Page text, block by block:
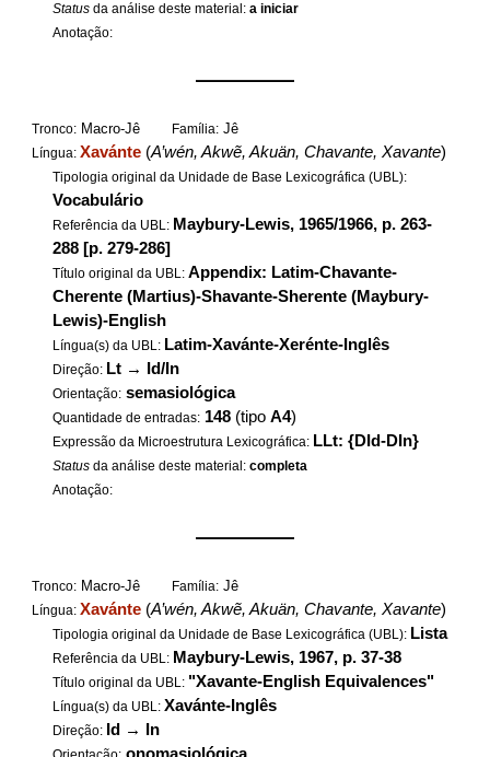
Status da análise deste material:a iniciar
Anotação:
——————
Tronco: Macro-Jê Família: Jê
Língua:Xavánte (A’wén, Akwẽ, Akuän, Chavante, Xavante)
Tipologia original da Unidade de Base Lexicográfica (UBL):
Vocabulário
Referência da UBL: Maybury-Lewis, 1965/1966, p. 263-
288 [p. 279-286]
Título original da UBL:Appendix: Latim-Chavante-
Cherente (Martius)-Shavante-Sherente (Maybury-
Lewis)-English
Língua(s) da UBL: Latim-Xavánte-Xerénte-Inglês
Direção: Lt → Id/In
Orientação: semasiológica
Quantidade de entradas: 148 (tipoA4)
Expressão da Microestrutura Lexicográfica: LLt: {DId-DIn}
Status da análise deste material:completa
Anotação:
——————
Tronco: Macro-Jê Família: Jê
Língua:Xavánte (A’wén, Akwẽ, Akuän, Chavante, Xavante)
Tipologia original da Unidade de Base Lexicográfica (UBL): Lista
Referência da UBL: Maybury-Lewis, 1967, p. 37-38
Título original da UBL: "Xavante-English Equivalences"
Língua(s) da UBL:Xavánte-Inglês
Direção: Id → In